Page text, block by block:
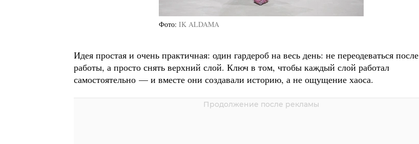
Фото IK ALDAMA
Идея простая и очень практичная: один гардероб на весь день: не переодеваться после
работы, а просто снять верхний слой. Ключ в том, чтобы каждый слой работал
самостоятельно — и вместе они создавали историю, а не ощущение хаоса.